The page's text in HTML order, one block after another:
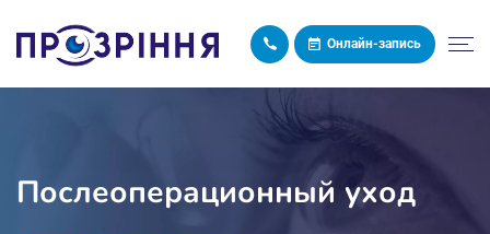
Онлайн-запись
Послеоперационный уход